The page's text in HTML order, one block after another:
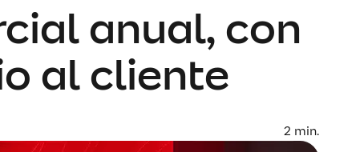
anual, con
al cliente
2 min.